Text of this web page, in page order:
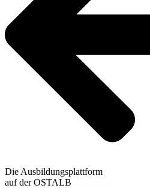
Die Ausbildungsplattform
auf der OSTALB